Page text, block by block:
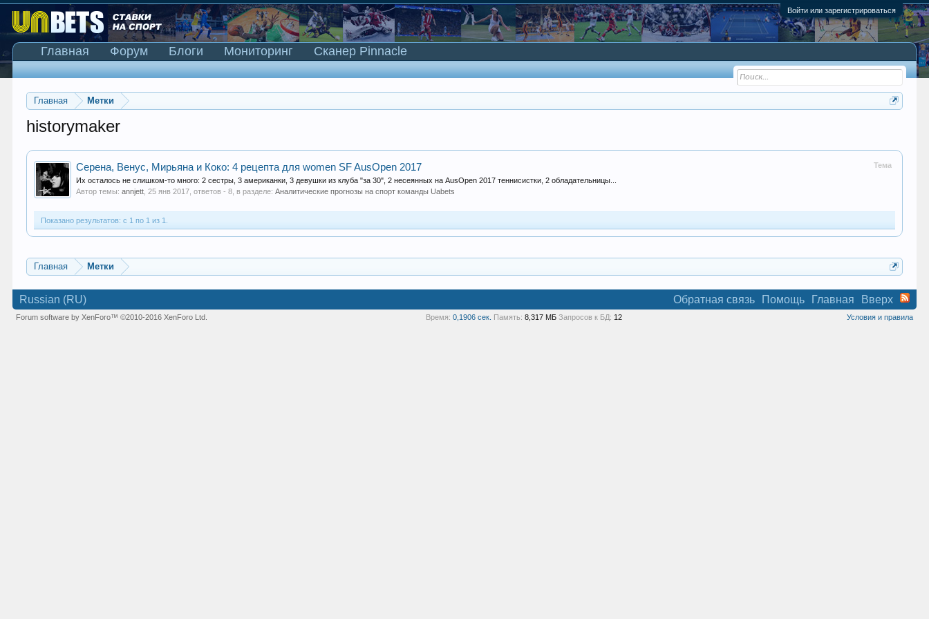
Войти или зарегистрироваться
Главная Метки
historymaker
Тема
Серена, Венус, Мирьяна и Коко: 4 рецепта для women SF AusOpen 2017
Их осталось не слишком-то много: 2 сестры, 3 американки, 3 девушки из клуба "за 30", 2 несеянных на AusOpen 2017 теннисистки, 2 обладательницы...
Автор темы:annjett ,25 янв 2017 , ответов - 8, в разделе:Аналитические прогнозы на спорт команды Uabets
Показано результатов: с 1 по 1 из 1.
Главная Метки
Главная Форум Блоги Мониторинг Сканер Pinnacle
Russian (RU) Обратная связь Помощь Главная Вверх
Условия и правила
Forum software by XenForo™©2010-2016 XenForo Ltd. Время: 0,1906 сек. Память: 8,317 МБ Запросов к БД: 12